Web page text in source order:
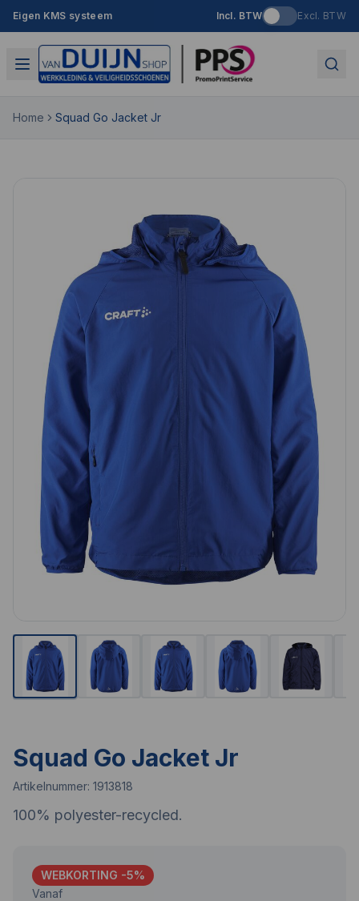
Eigen KMS systeem Incl. BTW Excl. BTW
Home Squad Go Jacket Jr
Squad Go Jacket Jr
Artikelnummer: 1913818
100% polyester-recycled.
WEBKORTING -5%
Vanaf